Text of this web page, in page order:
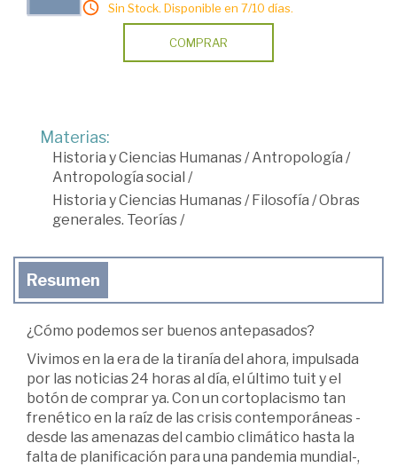
Sin Stock. Disponible en 7/10 días.
COMPRAR
Materias:
Historia y Ciencias Humanas/Antropología /
Antropología social /
Historia y Ciencias Humanas/ Filosofía /Obras
generales. Teorías/
Resumen
¿Cómo podemos ser buenos antepasados?
Vivimos en la era de la tiranía del ahora, impulsada
por las noticias 24 horas al día, el último tuit y el
botón de comprar ya. Con un cortoplacismo tan
frenético en la raíz de las crisis contemporáneas -
desde las amenazas del cambio climático hasta la
falta de planificación para una pandemia mundial-,